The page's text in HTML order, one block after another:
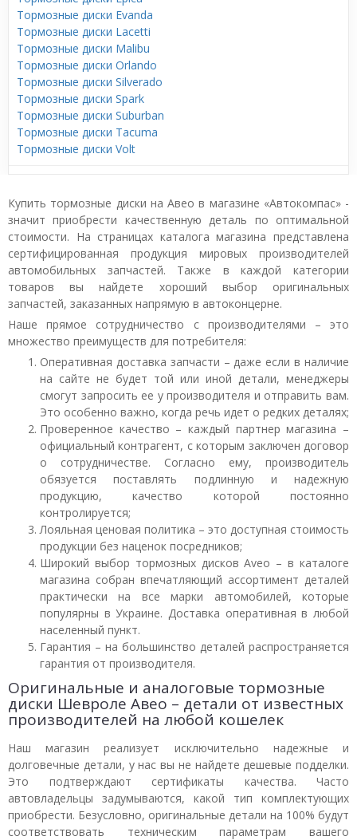
Тормозные диски Evanda
Тормозные диски Lacetti
Тормозные диски Malibu
Тормозные диски Orlando
Тормозные диски Silverado
Тормозные диски Spark
Тормозные диски Suburban
Тормозные диски Tacuma
Тормозные диски Volt
Купить тормозные диски на Авео в магазине «Автокомпас» -
значит приобрести качественную деталь по оптимальной
стоимости. На страницах каталога магазина представлена
сертифицированная продукция мировых производителей
автомобильных запчастей. Также в каждой категории
товаров вы найдете хороший выбор оригинальных
запчастей, заказанных напрямую в автоконцерне.
Наше прямое сотрудничество с производителями – это
множество преимуществ для потребителя:
Оперативная доставка запчасти – даже если в наличие
на сайте не будет той или иной детали, менеджеры
смогут запросить ее у производителя и отправить вам.
Это особенно важно, когда речь идет о редких деталях;
Проверенное качество – каждый партнер магазина –
официальный контрагент, с которым заключен договор
о сотрудничестве. Согласно ему, производитель
обязуется поставлять подлинную и надежную
продукцию, качество которой постоянно
контролируется;
Лояльная ценовая политика – это доступная стоимость
продукции без наценок посредников;
Широкий выбор тормозных дисков Aveo – в каталоге
магазина собран впечатляющий ассортимент деталей
практически на все марки автомобилей, которые
популярны в Украине. Доставка оперативная в любой
населенный пункт.
Гарантия – на большинство деталей распространяется
гарантия от производителя.
Оригинальные и аналоговые тормозные
диски Шевроле Авео – детали от известных
производителей на любой кошелек
Наш магазин реализует исключительно надежные и
долговечные детали, у нас вы не найдете дешевые подделки.
Это подтверждают сертификаты качества. Часто
автовладельцы задумываются, какой тип комплектующих
приобрести. Безусловно, оригинальные детали на 100% будут
соответствовать техническим параметрам вашего